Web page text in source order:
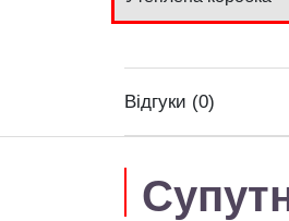
Відгуки (0)